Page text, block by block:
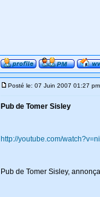
Posté le: 07 Juin 2007 01:27 pm
Pub de Tomer Sisley
http://youtube.com/
Pub de Tomer Sisley,